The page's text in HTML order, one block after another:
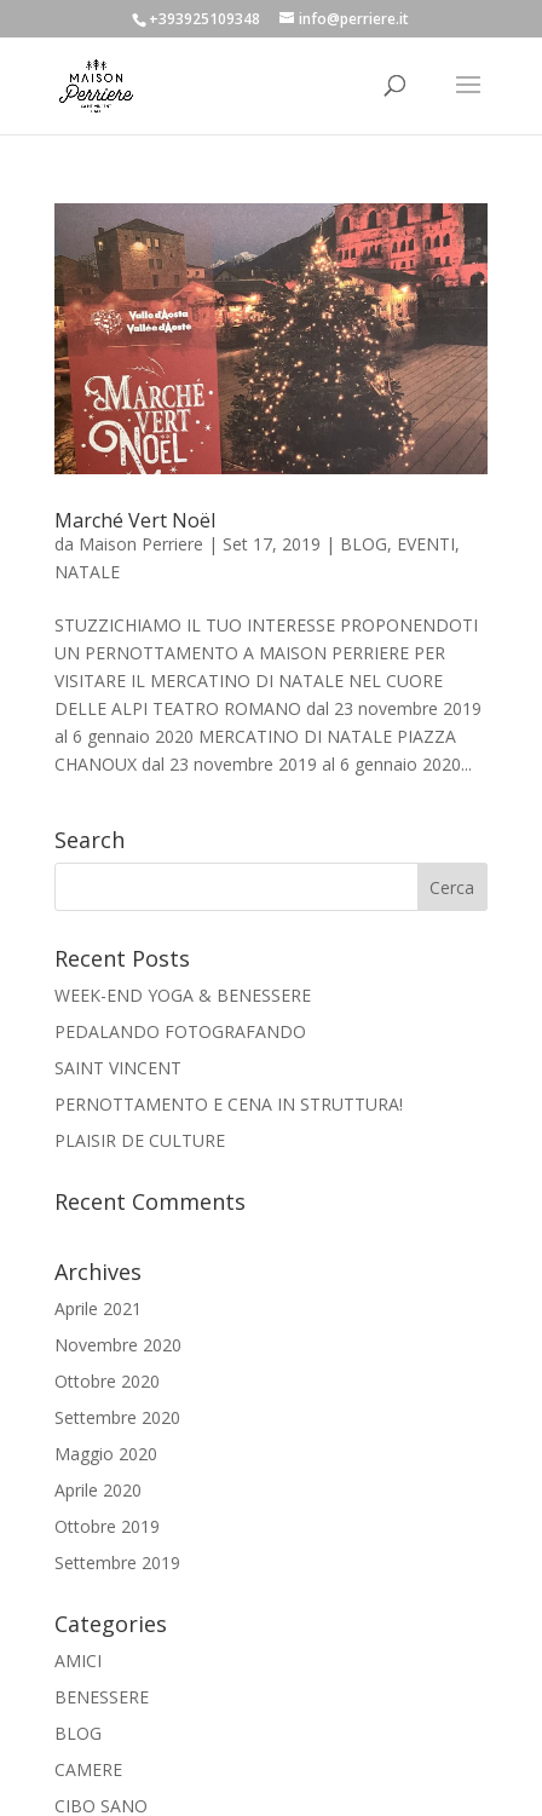
+393925109348 info@perriere.it
Marché Vert Noël
da Maison Perriere | Set 17, 2019 | BLOG, EVENTI,
NATALE
STUZZICHIAMO IL TUO INTERESSE PROPONENDOTI
UN PERNOTTAMENTO A MAISON PERRIERE PER
VISITARE IL MERCATINO DI NATALE NEL CUORE
DELLE ALPI TEATRO ROMANO dal 23 novembre 2019
al 6 gennaio 2020 MERCATINO DI NATALE PIAZZA
CHANOUX dal 23 novembre 2019 al 6 gennaio 2020...
Search
Recent Posts
WEEK-END YOGA & BENESSERE
PEDALANDO FOTOGRAFANDO
SAINT VINCENT
PERNOTTAMENTO E CENA IN STRUTTURA!
PLAISIR DE CULTURE
Recent Comments
Archives
Aprile 2021
Novembre 2020
Ottobre 2020
Settembre 2020
Maggio 2020
Aprile 2020
Ottobre 2019
Settembre 2019
Categories
AMICI
BENESSERE
BLOG
CAMERE
CIBO SANO